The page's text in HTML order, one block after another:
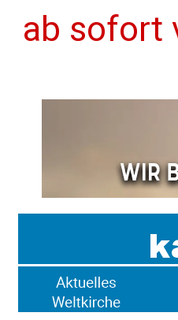
ab sofort